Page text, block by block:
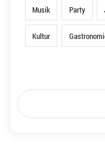
Musik Party
Kultur